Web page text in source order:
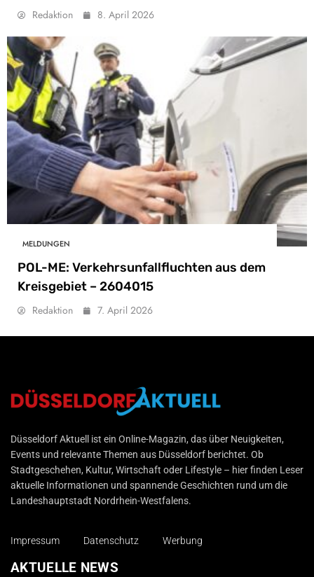
Redaktion 8. April 2026
MELDUNGEN
POL-ME: Verkehrsunfallfluchten aus dem
Kreisgebiet – 2604015
Redaktion 7. April 2026
Düsseldorf Aktuell
Düsseldorf Aktuell ist ein Online-Magazin, das über Neuigkeiten,
Events und relevante Themen aus Düsseldorf berichtet. Ob
Stadtgeschehen, Kultur, Wirtschaft oder Lifestyle – hier finden Leser
aktuelle Informationen und spannende Geschichten rund um die
Landeshauptstadt Nordrhein-Westfalens.
Impressum Datenschutz Werbung
AKTUELLE NEWS